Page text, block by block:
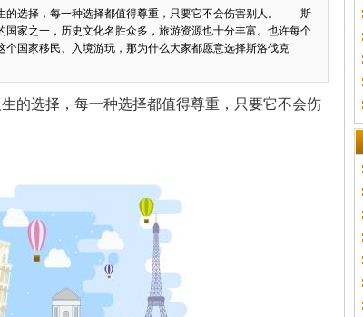
的选择，每一种选择都值得尊重，只要它不会伤害别人。 斯
家之一，历史文化名胜众多，旅游资源也十分丰富。也许每个
国家移民、入境游玩，那为什么大家都愿意选择斯洛伐克
的选择，每一种选择都值得尊重，只要它不会伤